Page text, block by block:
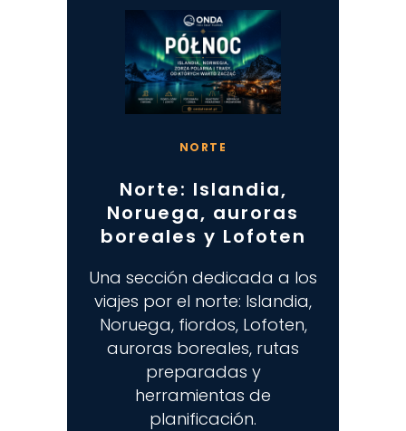
NORTE
Norte: Islandia,
Noruega, auroras
boreales y Lofoten
Una sección dedicada a los
viajes por el norte: Islandia,
Noruega, fiordos, Lofoten,
auroras boreales, rutas
preparadas y
herramientas de
planificación.